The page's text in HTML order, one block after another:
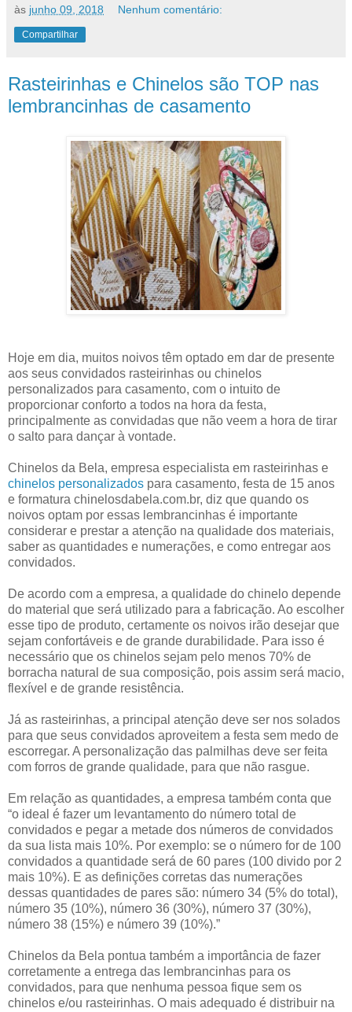
às junho 09, 2018 Nenhum comentário:
Compartilhar
Rasteirinhas e Chinelos são TOP nas
lembrancinhas de casamento
Hoje em dia, muitos noivos têm optado em dar de presente
aos seus convidados rasteirinhas ou chinelos
personalizados para casamento, com o intuito de
proporcionar conforto a todos na hora da festa,
principalmente as convidadas que não veem a hora de tirar
o salto para dançar à vontade.
Chinelos da Bela, empresa especialista em rasteirinhas e
chinelos personalizados para casamento, festa de 15 anos
e formatura chinelosdabela.com.br, diz que quando os
noivos optam por essas lembrancinhas é importante
considerar e prestar a atenção na qualidade dos materiais,
saber as quantidades e numerações, e como entregar aos
convidados.
De acordo com a empresa, a qualidade do chinelo depende
do material que será utilizado para a fabricação. Ao escolher
esse tipo de produto, certamente os noivos irão desejar que
sejam confortáveis e de grande durabilidade. Para isso é
necessário que os chinelos sejam pelo menos 70% de
borracha natural de sua composição, pois assim será macio,
flexível e de grande resistência.
Já as rasteirinhas, a principal atenção deve ser nos solados
para que seus convidados aproveitem a festa sem medo de
escorregar. A personalização das palmilhas deve ser feita
com forros de grande qualidade, para que não rasgue.
Em relação as quantidades, a empresa também conta que
“o ideal é fazer um levantamento do número total de
convidados e pegar a metade dos números de convidados
da sua lista mais 10%. Por exemplo: se o número for de 100
convidados a quantidade será de 60 pares (100 divido por 2
mais 10%). E as definições corretas das numerações
dessas quantidades de pares são: número 34 (5% do total),
número 35 (10%), número 36 (30%), número 37 (30%),
número 38 (15%) e número 39 (10%).”
Chinelos da Bela pontua também a importância de fazer
corretamente a entrega das lembrancinhas para os
convidados, para que nenhuma pessoa fique sem os
chinelos e/ou rasteirinhas. O mais adequado é distribuir na